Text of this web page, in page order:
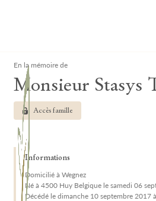
En la mémoire de
Monsieur Stasys
Accès famille
Informations
Domicilié à Wegnez
Né à 4500 Huy Belgique le samedi 06
Décédé le dimanche 10 septembre 2017